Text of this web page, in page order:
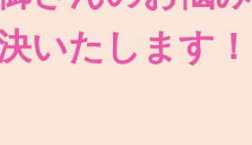
いたします！